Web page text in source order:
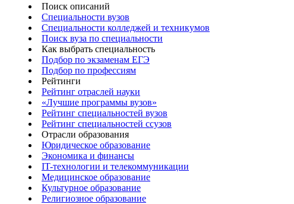
Поиск описаний
Специальности вузов
Специальности колледжей и техникумов
Поиск вуза по специальности
Как выбрать специальность
Подбор по экзаменам ЕГЭ
Подбор по профессиям
Рейтинги
Рейтинг отраслей науки
«Лучшие программы вузов»
Рейтинг специальностей вузов
Рейтинг специальностей ссузов
Отрасли образования
Юридическое образование
Экономика и финансы
IT-технологии и телекоммуникации
Медицинское образование
Культурное образование
Религиозное образование